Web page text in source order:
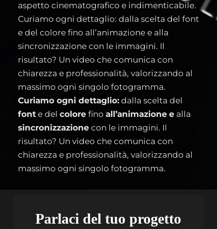
aspetto cinematografico e indimenticabile.
Curiamo ogni dettaglio: dalla scelta del font
e del colore fino all’animazione e alla
sincronizzazione con le immagini. Il
risultato? Un video che comunica con
chiarezza e professionalità, valorizzando al
massimo ogni singolo fotogramma.
Curiamo ogni dettaglio:dalla scelta del
fonte del colorefino all’animazione ealla
sincronizzazionecon le immagini. Il
risultato? Un video che comunica con
chiarezza e professionalità, valorizzando al
massimo ogni singolo fotogramma.
Parlaci del tuo progetto